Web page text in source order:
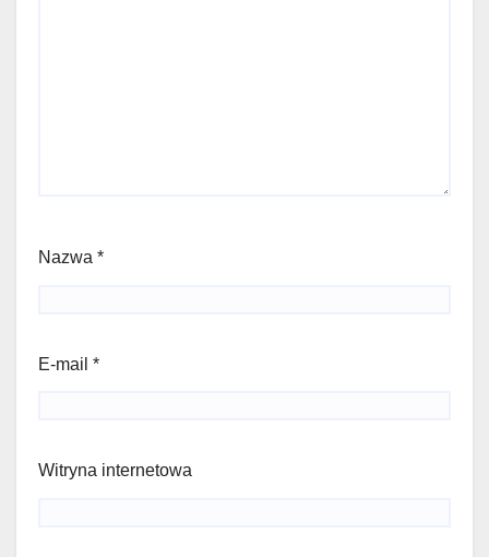
Nazwa *
E-mail *
Witryna internetowa